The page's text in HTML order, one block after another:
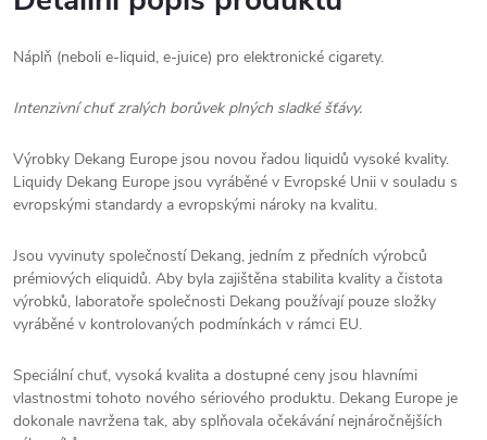
Náplň (neboli e-liquid, e-juice) pro elektronické cigarety.
Intenzivní chuť zralých borůvek plných sladké šťávy.
Výrobky Dekang Europe jsou novou řadou liquidů vysoké kvality.
Liquidy Dekang Europe jsou vyráběné v Evropské Unii v souladu s
evropskými standardy a evropskými nároky na kvalitu.
Jsou vyvinuty společností Dekang, jedním z předních výrobců
prémiových eliquidů. Aby byla zajištěna stabilita kvality a čistota
výrobků, laboratoře společnosti Dekang používají pouze složky
vyráběné v kontrolovaných podmínkách v rámci EU.
Speciální chuť, vysoká kvalita a dostupné ceny jsou hlavními
vlastnostmi tohoto nového sériového produktu. Dekang Europe je
dokonale navržena tak, aby splňovala očekávání nejnáročnějších